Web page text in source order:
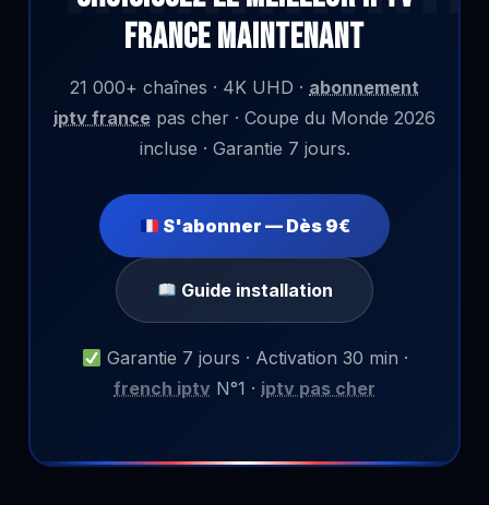
France Maintenant
21 000+ chaînes · 4K UHD · abonnement
iptv france pas cher · Coupe du Monde 2026
incluse · Garantie 7 jours.
S'abonner — Dès 9€
Guide installation
Garantie 7 jours · Activation 30 min ·
french iptv N°1 · iptv pas cher